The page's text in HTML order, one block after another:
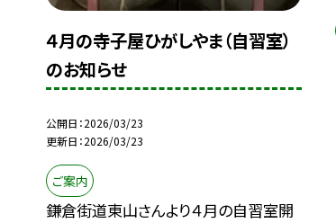
４月の寺子屋ひがしやま（自習室）
のお知らせ
公開日 2026/03/23
更新日 2026/03/23
ご案内
鎌倉街道東山さんより４月の自習室開